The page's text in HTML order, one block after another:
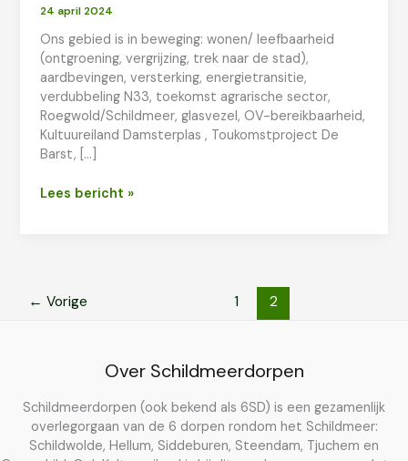
24 april 2024
Ons gebied is in beweging: wonen/ leefbaarheid
(ontgroening, vergrijzing, trek naar de stad),
aardbevingen, versterking, energietransitie,
verdubbeling N33, toekomst agrarische sector,
Roegwold/Schildmeer, glasvezel, OV-bereikbaarheid,
Kultuureiland Damsterplas , Toukomstproject De
Barst, […]
Op
Lees bericht »
← Vorige 1 2
Over Schildmeerdorpen
Schildmeerdorpen (ook bekend als 6SD) is een gezamenlijk
overlegorgaan van de 6 dorpen rondom het Schildmeer:
Schildwolde, Hellum, Siddeburen, Steendam, Tjuchem en